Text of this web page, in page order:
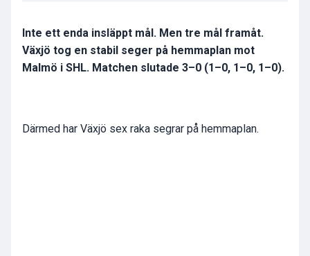
Inte ett enda insläppt mål. Men tre mål framåt.
Växjö tog en stabil seger på hemmaplan mot
Malmö i SHL. Matchen slutade 3–0 (1–0, 1–0, 1–0).
Därmed har Växjö sex raka segrar på hemmaplan.